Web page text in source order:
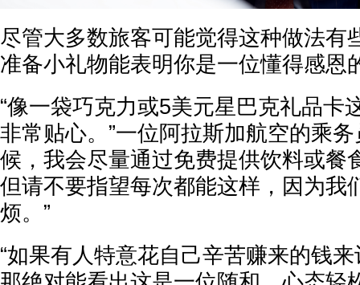
尽管大多数旅客可能觉得这种做法有
准备小礼物能表明你是一位懂得感恩
“像一袋巧克力或5美元星巴克礼品卡
非常贴心。”一位阿拉斯加航空的乘
候，我会尽量通过免费提供饮料或餐
但请不要指望每次都能这样，因为我
烦。”
“如果有人特意花自己辛苦赚来的钱